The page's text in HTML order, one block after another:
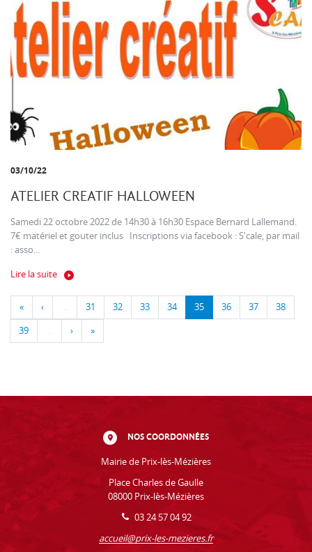
03/10/22
ATELIER CREATIF HALLOWEEN
Samedi 22 octobre 2022 de 14h30 à 16h30 Espace Bernard Lallemand.
7€ matériel et gouter inclus Inscriptions via facebook : S'cale, par mail
: asso...
Lire la suite
« ‹ … 31 32 33 34 35 36 37 38
39 … › »
NOS COORDONNÉES
Mairie de Prix-lès-Mézières
Place Charles de Gaulle
08000 Prix-lès-Mézières
03 24 57 04 92
accueil@prix-les-mezieres.fr